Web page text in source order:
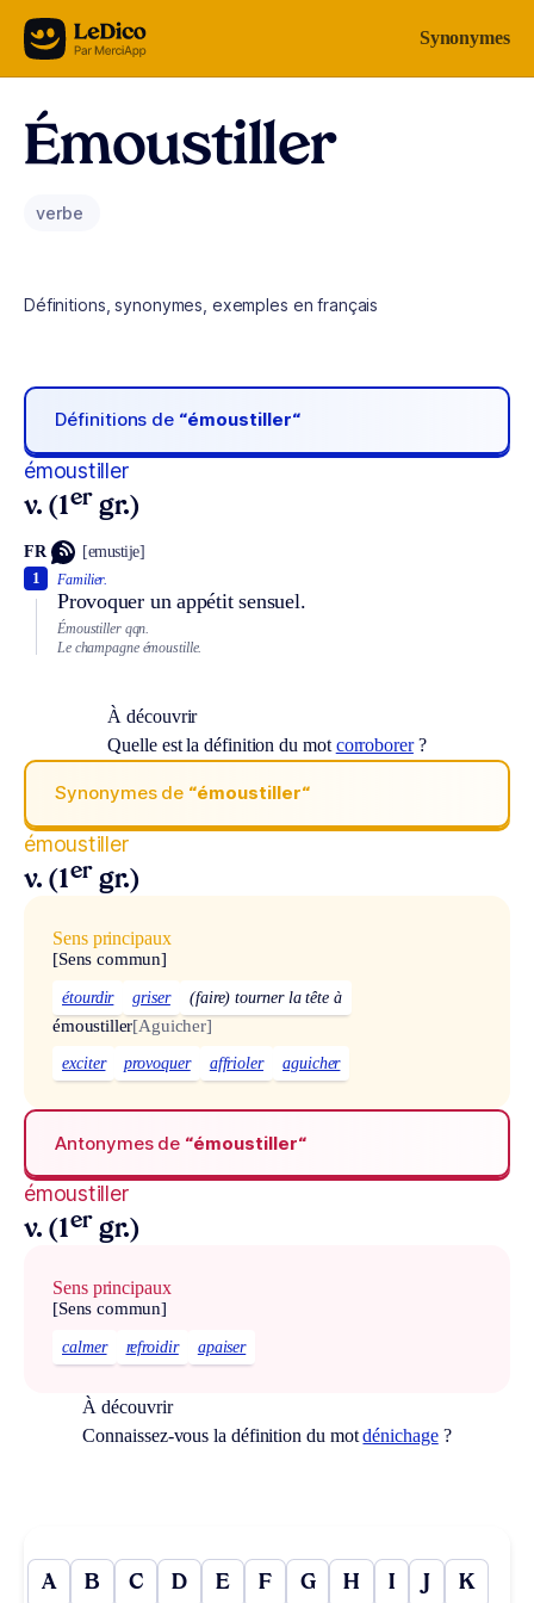
Aller au contenu Synonymes
Émoustiller
verbe
Définitions, synonymes, exemples en français
Définitions de “émoustiller“
émoustiller
v. (1er gr.)
FR [emustije]
Familier.
Provoquer un appétit sensuel.
1
Émoustiller qqn.
Le champagne émoustille.
À découvrir
Quelle est la définition du mot corroborer?
Synonymes de “émoustiller“
émoustiller
v. (1er gr.)
Sens principaux
[Sens commun]
étourdir griser (faire) tourner la tête à
émoustiller[Aguicher]
exciter provoquer affrioler aguicher
Antonymes de “émoustiller“
émoustiller
v. (1er gr.)
Sens principaux
[Sens commun]
calmer refroidir apaiser
À découvrir
Connaissez-vous la définition du motdénichage?
A B C D E F G H I J K